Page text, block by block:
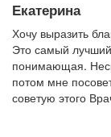
Екатерина
Хочу выразить
Это самый
понимающая.
потом мне
советую этого